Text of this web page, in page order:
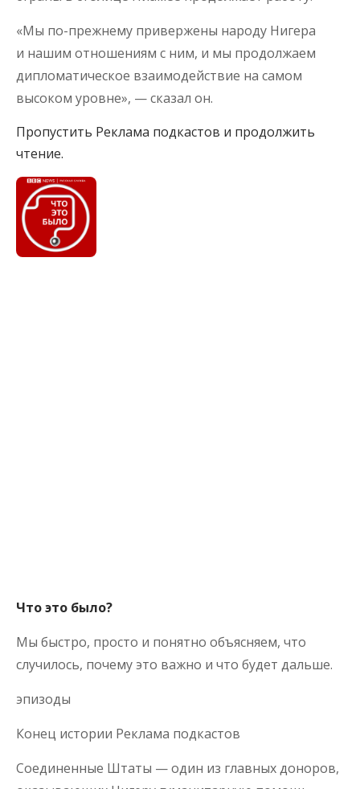
«Мы по-прежнему привержены народу Нигера
и нашим отношениям с ним, и мы продолжаем
дипломатическое взаимодействие на самом
высоком уровне», — сказал он.
Пропустить Реклама подкастов и продолжить
чтение.
Что это было?
Мы быстро, просто и понятно объясняем, что
случилось, почему это важно и что будет дальше.
эпизоды
Конец истории Реклама подкастов
Соединенные Штаты — один из главных доноров,